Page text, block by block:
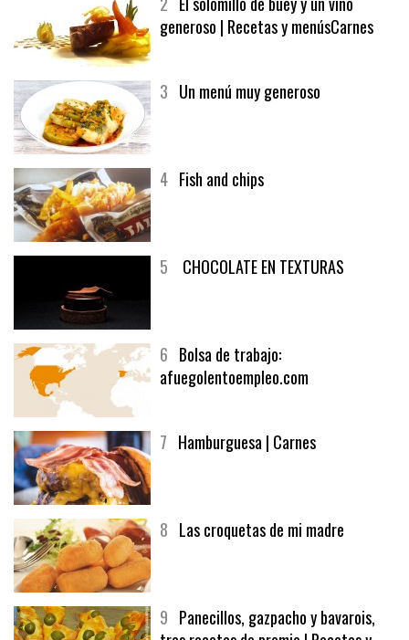
2El solomillo de buey y un vino
6Bolsa de trabajo: